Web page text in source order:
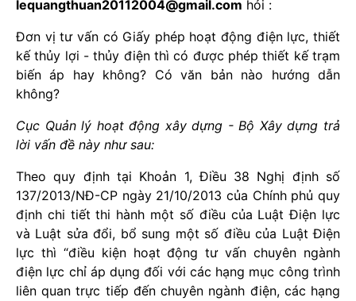
lequangthuan20112004@gmail.com hỏi :
Đơn vị tư vấn có Giấy phép hoạt động điện lực, thiết
kế thủy lợi - thủy điện thì có được phép thiết kế trạm
biến áp hay không? Có văn bản nào hướng dẫn
không?
Cục Quản lý hoạt động xây dựng - Bộ Xây dựng trả
lời vấn đề này như sau:
Theo quy định tại Khoản 1, Điều 38 Nghị định số
137/2013/NĐ-CP ngày 21/10/2013 của Chính phủ quy
định chi tiết thi hành một số điều của Luật Điện lực
và Luật sửa đổi, bổ sung một số điều của Luật Điện
lực thì “điều kiện hoạt động tư vấn chuyên ngành
điện lực chỉ áp dụng đối với các hạng mục công trình
liên quan trực tiếp đến chuyên ngành điện, các hạng